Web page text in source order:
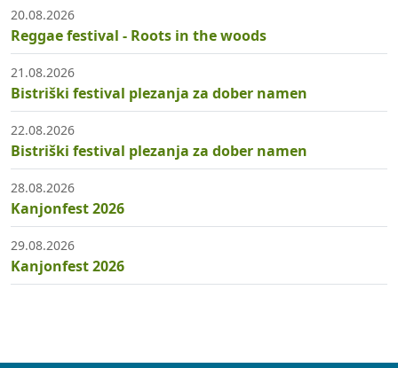
20.08.2026
Reggae festival - Roots in the woods
21.08.2026
Bistriški festival plezanja za dober namen
22.08.2026
Bistriški festival plezanja za dober namen
28.08.2026
Kanjonfest 2026
29.08.2026
Kanjonfest 2026